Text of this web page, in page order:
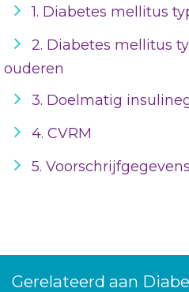
1. Diabetes mellitus
2. Diabetes mellitus
ouderen
3. Doelmatig
4. CVRM
5. Voorschrijfgegevens
Gerelateerd aan